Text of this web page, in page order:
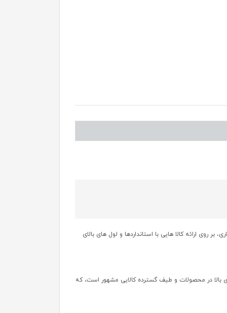
روی ارائه کالا هایی با استانداردها و لول های بالای
بالا در محصولات و طیف گسترده‌ کالایی مشهور است، که